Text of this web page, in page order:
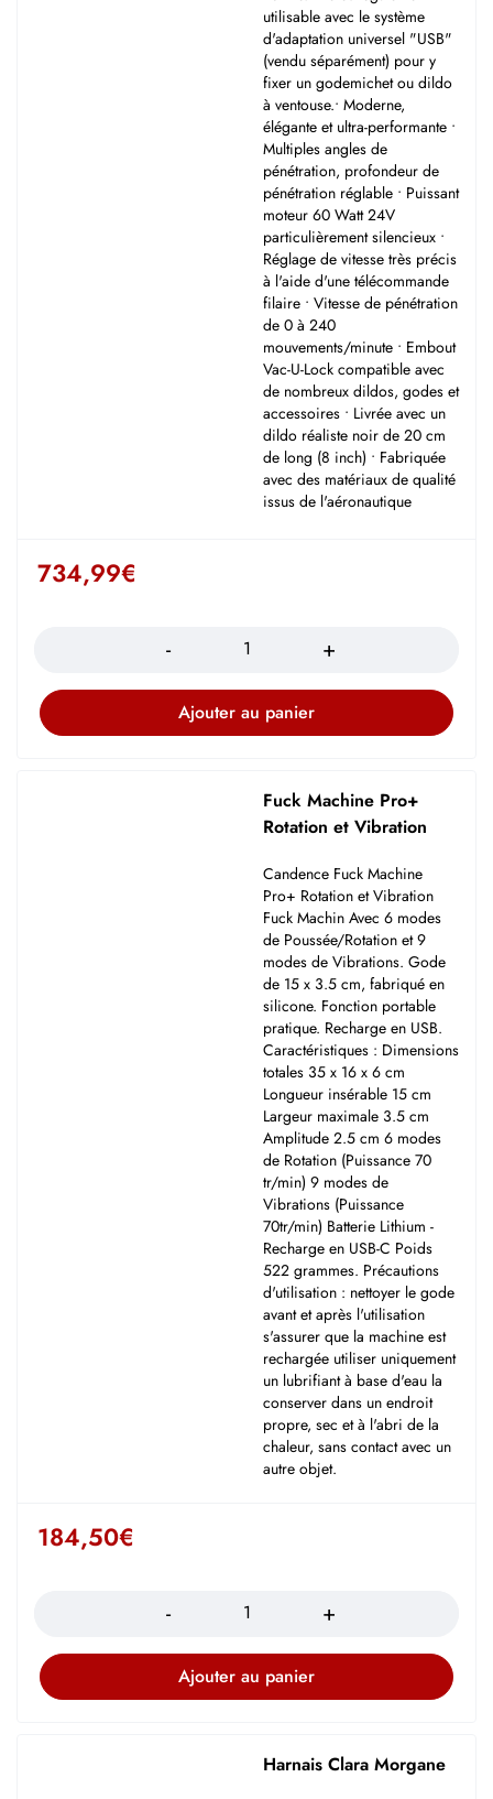
utilisable avec le système
d'adaptation universel "USB"
(vendu séparément) pour y
fixer un godemichet ou dildo
à ventouse.• Moderne,
élégante et ultra-performante •
Multiples angles de
pénétration, profondeur de
pénétration réglable • Puissant
moteur 60 Watt 24V
particulièrement silencieux •
Réglage de vitesse très précis
à l'aide d'une télécommande
filaire • Vitesse de pénétration
de 0 à 240
mouvements/minute • Embout
Vac-U-Lock compatible avec
de nombreux dildos, godes et
accessoires • Livrée avec un
dildo réaliste noir de 20 cm
de long (8 inch) • Fabriquée
avec des matériaux de qualité
issus de l'aéronautique
734,99€
Ajouter au panier
Fuck Machine Pro+
Rotation et Vibration
Candence Fuck Machine
Pro+ Rotation et Vibration
Fuck Machin Avec 6 modes
de Poussée/Rotation et 9
modes de Vibrations. Gode
de 15 x 3.5 cm, fabriqué en
silicone. Fonction portable
pratique. Recharge en USB.
Caractéristiques : Dimensions
totales 35 x 16 x 6 cm
Longueur insérable 15 cm
Largeur maximale 3.5 cm
Amplitude 2.5 cm 6 modes
de Rotation (Puissance 70
tr/min) 9 modes de
Vibrations (Puissance
70tr/min) Batterie Lithium -
Recharge en USB-C Poids
522 grammes. Précautions
d'utilisation : nettoyer le gode
avant et après l'utilisation
s'assurer que la machine est
rechargée utiliser uniquement
un lubrifiant à base d'eau la
conserver dans un endroit
propre, sec et à l'abri de la
chaleur, sans contact avec un
autre objet.
184,50€
Ajouter au panier
Harnais Clara Morgane